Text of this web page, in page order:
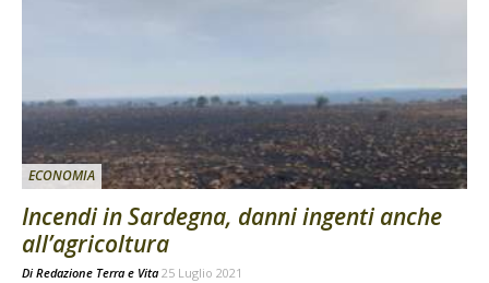
ECONOMIA
Incendi in Sardegna, danni ingenti anche
all’agricoltura
Di Redazione Terra e Vita 25 Luglio 2021